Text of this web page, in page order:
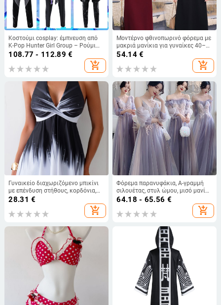
Κοστούμι cosplay: έμπνευση από
K-Pop Hunter Girl Group – Ρούμι
Μιλάζο; πολυεστέρας με σπάντεξ
και ίνες κυτταρίνης, 80–90%
κύριας ύφανσης, άνοιξη 2025
108.77 - 112.89 €
add_shopping_cart
Μοντέρνο φθινοπωρινό φόρεμα με
μακριά μανίκια για γυναίκες 40–
50 ετών, μήκος μέσου, εφέ δύο
κομματιών, κομψό και νεανικό
54.14€
add_shopping_cart
Γυναικείο διαχωριζόμενο μπικίνι
με επένδυση στήθους, κορδόνια,
εκτύπωση, πολυεστερικό ύφασμα,
28.31 €
add_shopping_cart
Φόρεμα παρανυφάκια, Α-γραμμή
σιλουέτας, στυλ ώμου, μισό μανίκι,
μακρύ φόρεμα
64.18 - 65.56 €
add_shopping_cart